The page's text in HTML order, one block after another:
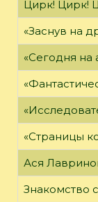
Цирк! Цирк!
«Заснув на
«Сегодня на
«Страницы
Ася
Знакомство